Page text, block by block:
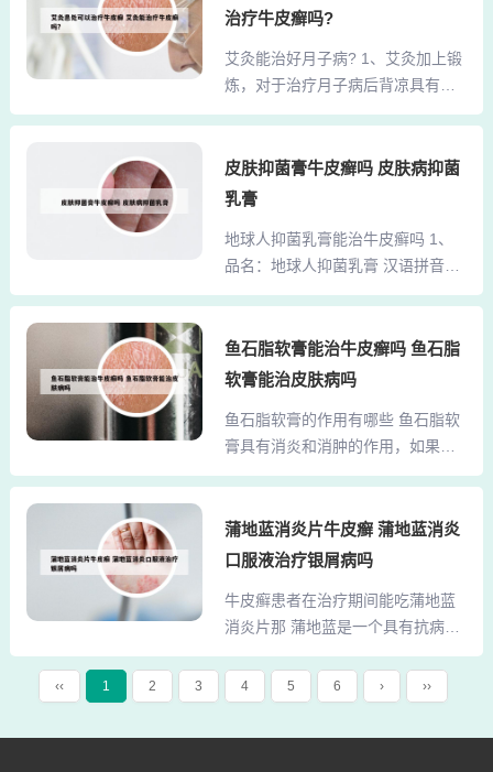
霜的吸收特点最好是淋巴（脖子、
唇、私密）我这里说的消炎止痛包
括全身上下。 两者配合就是道家...
化和吸收。降低转氨酶：护肝片中
酶水平，有助于改善肝功能。护肝
片是一种含有多种中药材的保健
品，旨在调节肝脏功能，增强肝脏
脏负担。服用护肝片的好处之一是
能够降低因肝损伤而导致的转氨酶
然而，在享受这些好处的同时，也
需要警惕其潜在的坏处。如果过...
治疗牛皮癣吗?
艾灸能治好月子病? 1、艾灸加上锻
炼，对于治疗月子病后背凉具有非
常好的效果。很多人感觉艾灸效果
一定是你的努力不够，每天艾灸三
个小时，还要加上锻炼，即使有了
疾病就是这样的，这其中，会有一
些排病反映。2、艾灸虽然不能完全
治愈月子病，但它能有效缓解月子
月子期间未能做好防护工作，导致
风寒入侵。一旦患上月子病，后期
子期间做好相关预防工作显得尤为
重要。预防月子病的关键在...
皮肤抑菌膏牛皮癣吗 皮肤病抑菌
乳膏
地球人抑菌乳膏能治牛皮癣吗 1、
品名：地球人抑菌乳膏 汉语拼音：
diqiurenyijunrugao 性状：本品为乳
角刺、独角莲、土槿皮、黄柏、百
部、土茯苓、七星剑、铁冬青、蛇
2、地球人抑菌乳膏仅适用于治疗真
菌感染的皮肤病，并不能用于治疗
牛皮癣。牛皮癣的病因至今尚未完
免疫异常、内分泌因素及其他多种
因素共同作用的结果。遗传因素在
族性发病史的患者比例高达30%...
鱼石脂软膏能治牛皮癣吗 鱼石脂
软膏能治皮肤病吗
鱼石脂软膏的作用有哪些 鱼石脂软
膏具有消炎和消肿的作用，如果患
处有硬块，可能说明肿胀尚未完全
膏外，还可以考虑配合服用一些清
热和消炎的药物。一般来说，药物
达到了理想的效果。然而需要注意
的是，鱼石脂软膏在治疗初期效果
显著，但对于后期的效果则相对有
限。鱼石脂软膏：主要作用：具有
成未溃的阶段。使用效果：在脓成
蒲地蓝消炎片牛皮癣 蒲地蓝消炎
口服液治疗银屑病吗
牛皮癣患者在治疗期间能吃蒲地蓝
消炎片那 蒲地蓝是一个具有抗病毒
作用的药物，牛皮癣患者可以使
用，不影响的。因扁桃体炎可并发
肾炎、风湿性心脏病、心肌炎及风
‹‹ 1 2 3 4 5 6 › ››